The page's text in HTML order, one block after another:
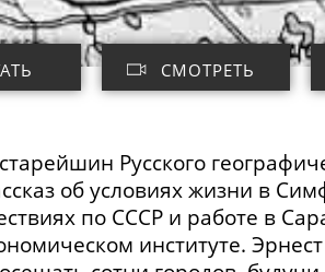
СМОТРЕТЬ
Русского
об условиях жизни в
по СССР и работе в
институте.